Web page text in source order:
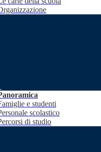
e studenti
scolastico
di studio